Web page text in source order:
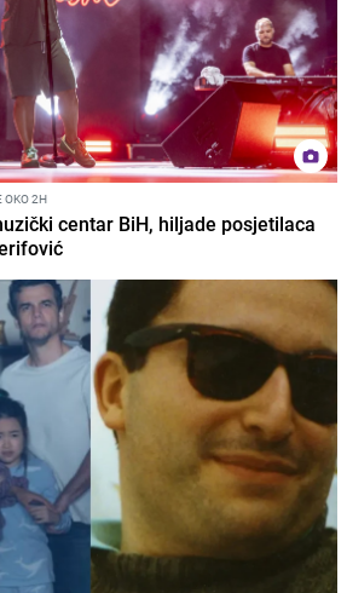
OKO 2H
centar BiH, hiljade posjetilaca